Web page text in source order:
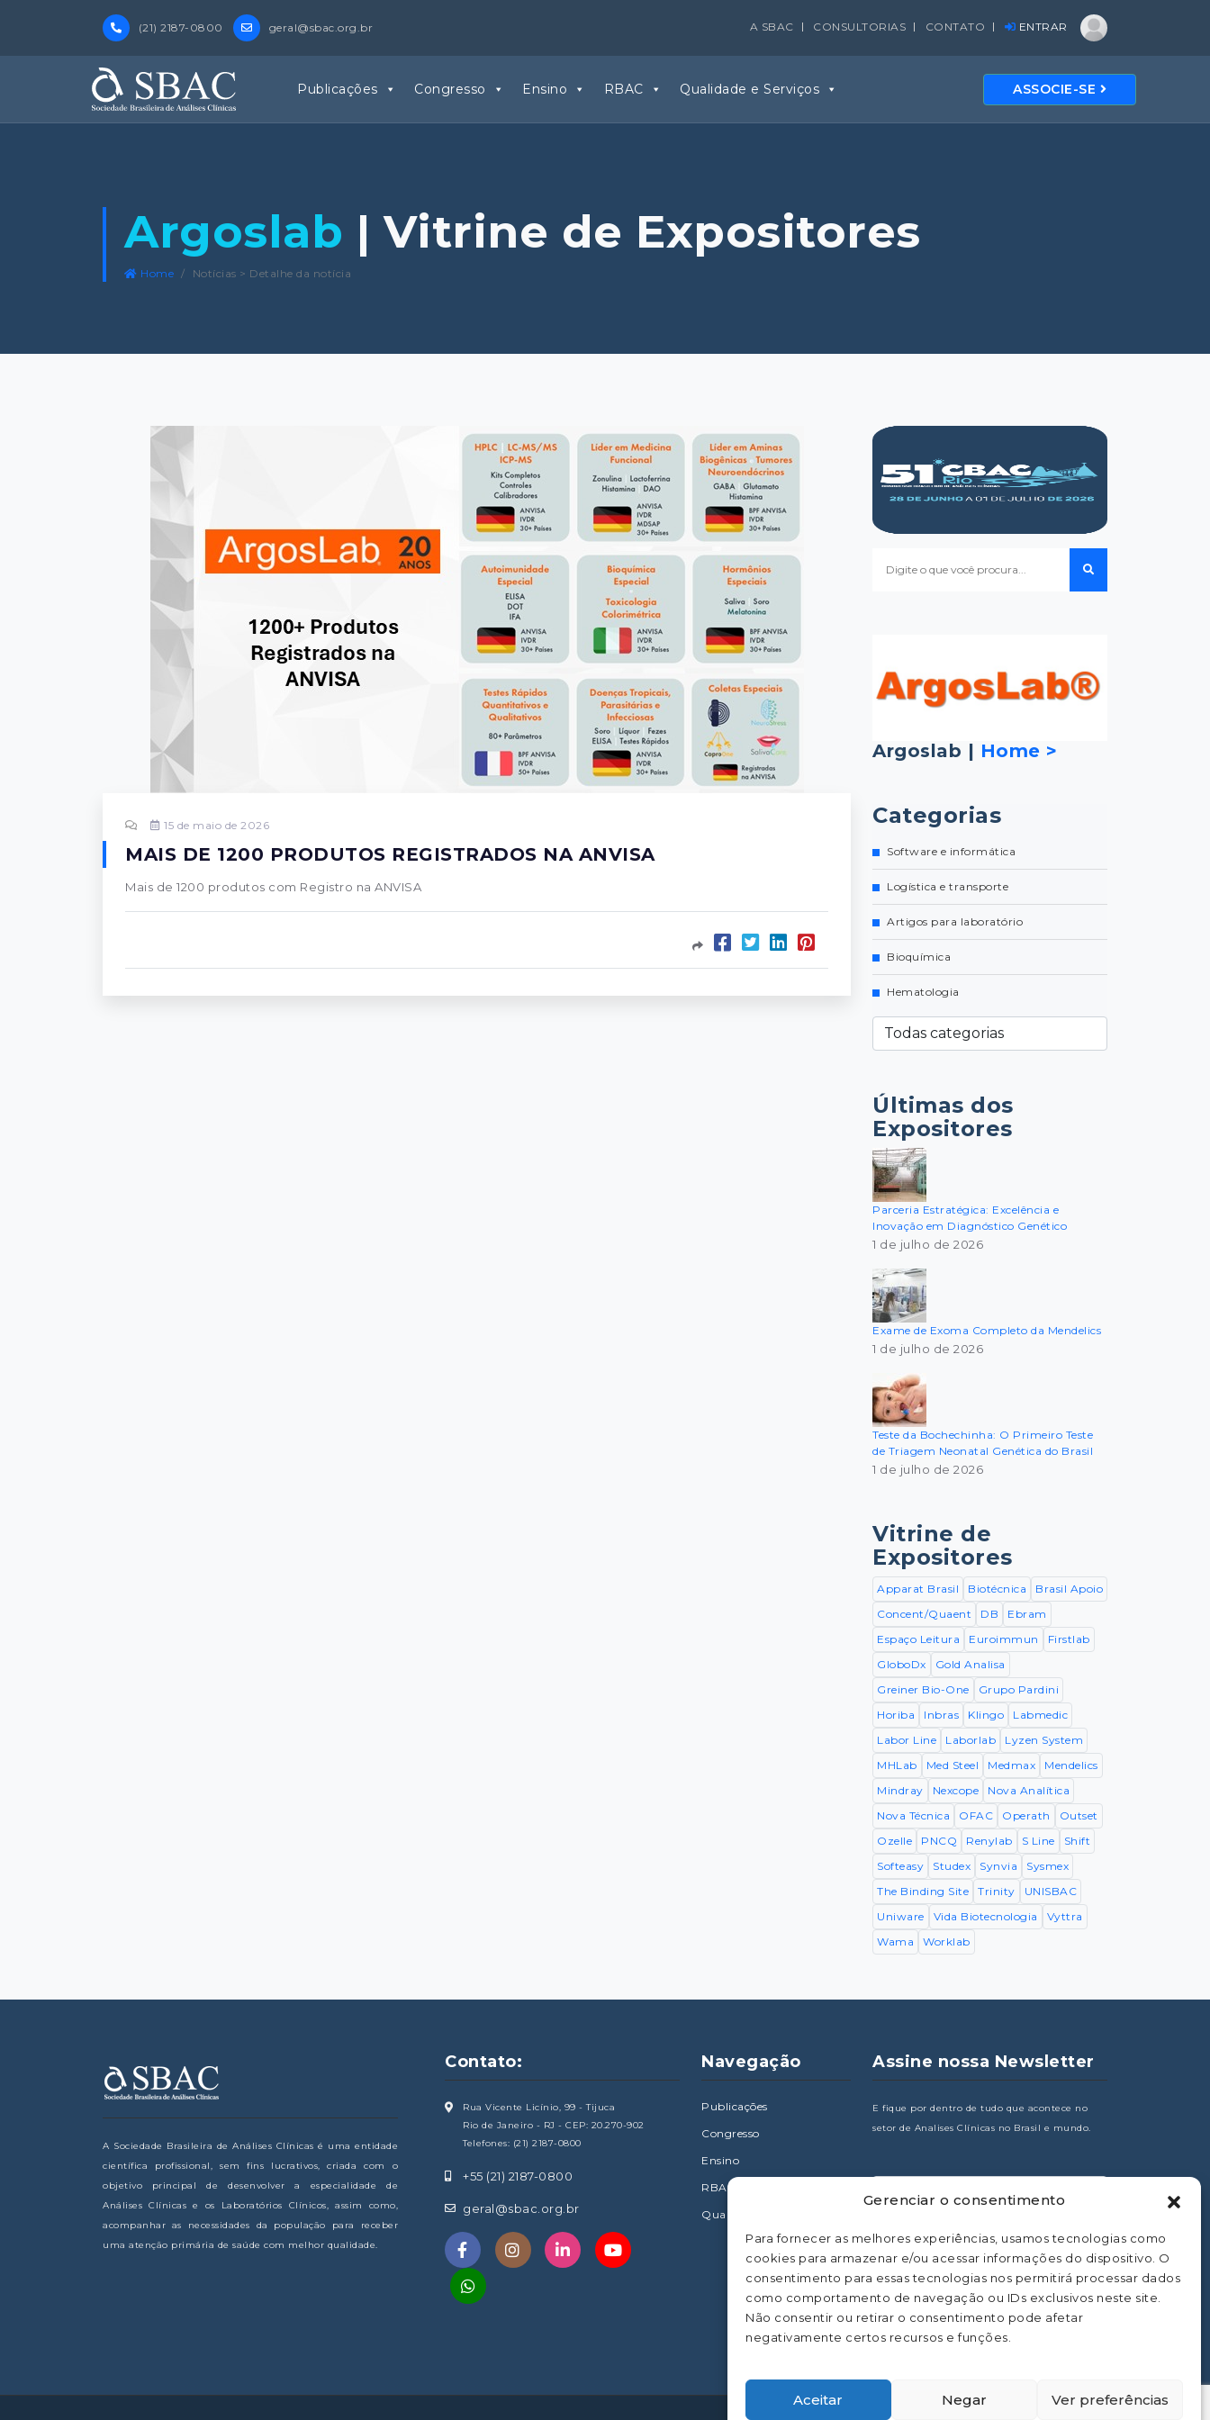
Gerenciar o consentimento
Para fornecer as melhores experiências, usamos tecnologias como
cookies para armazenar e/ou acessar informações do dispositivo. O
consentimento para essas tecnologias nos permitirá processar dados
como comportamento de navegação ou IDs exclusivos neste site.
Não consentir ou retirar o consentimento pode afetar
negativamente certos recursos e funções.
Aceitar Negar Ver preferências
(21) 2187-0800 geral@sbac.org.br A SBAC CONSULTORIAS CONTATO ENTRAR
Publicações Congresso Ensino RBAC Qualidade e Serviços ASSOCIE-SE
Argoslab | Vitrine de Expositores
Home Notícias > Detalhe da notícia
15 de maio de 2026
MAIS DE 1200 PRODUTOS REGISTRADOS NA ANVISA
Mais de 1200 produtos com Registro na ANVISA
Argoslab | Home >
Categorias
Software e informática
Logística e transporte
Artigos para laboratório
Bioquímica
Hematologia
Últimas dos
Expositores
Parceria Estratégica: Excelência e
Inovação em Diagnóstico Genético
1 de julho de 2026
Exame de Exoma Completo da Mendelics
1 de julho de 2026
Teste da Bochechinha: O Primeiro Teste
de Triagem Neonatal Genética do Brasil
1 de julho de 2026
Vitrine de
Expositores
Apparat Brasil Biotécnica
Brasil Apoio
Concent/Quaent
DB
Ebram
Espaço Leitura
Euroimmun
Firstlab
GloboDx
Gold Analisa
Greiner Bio-One
Grupo Pardini
Horiba
Inbras Klingo
Labmedic
Labor Line
Laborlab
Lyzen System
MHLab
Med Steel Medmax
Mendelics
Mindray
Nexcope
Nova Analítica
Nova Técnica
OFAC Operath
Outset
Ozelle
PNCQ Renylab S Line
Shift
Softeasy
Studex Synvia
Sysmex
The Binding Site
Trinity
UNISBAC
Uniware
Vida Biotecnologia
Vyttra
Wama
Worklab
A Sociedade Brasileira de Análises Clínicas é uma entidade
científica profissional, sem fins lucrativos, criada com o
objetivo principal de desenvolver a especialidade de
Análises Clínicas e os Laboratórios Clínicos, assim como,
acompanhar as necessidades da população para receber
uma atenção primária de saúde com melhor qualidade.
Contato:
Rua Vicente Licínio, 99 - Tijuca
Rio de Janeiro - RJ - CEP: 20.270-902
Telefones: (21) 2187-0800
+55 (21) 2187-0800
geral@sbac.org.br
Navegação
Publicações
Congresso
Ensino
RBAC
Qualidade & Serviços
Assine nossa Newsletter
E fique por dentro de tudo que acontece no
setor de Analises Clínicas no Brasil e mundo.